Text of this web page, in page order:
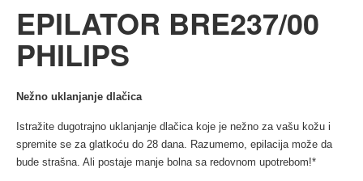
EPILATOR BRE237/00
PHILIPS
Nežno uklanjanje dlačica
Istražite dugotrajno uklanjanje dlačica koje je nežno za vašu kožu i
spremite se za glatkoću do 28 dana. Razumemo, epilacija može da
bude strašna. Ali postaje manje bolna sa redovnom upotrebom!*